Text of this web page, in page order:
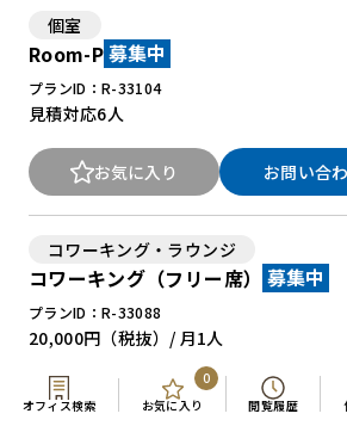
オフィス検索 お気に入り
0
閲覧履歴
個室
Room-P 募集中
プランID：R-33104
見積対応6人
お気に入り お問い合
コワーキング・ラウンジ
コワーキング（フリー席） 募集中
プランID：R-33088
20,000円 （税抜）/ 月1人
お気に入り お問い合